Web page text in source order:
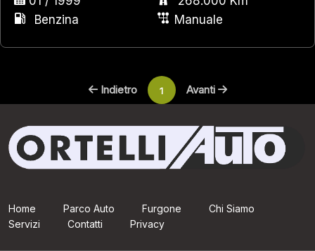
Benzina
Manuale
Indietro 1 Avanti
Home Parco Auto Furgone
Chi Siamo
Servizi
Contatti Privacy